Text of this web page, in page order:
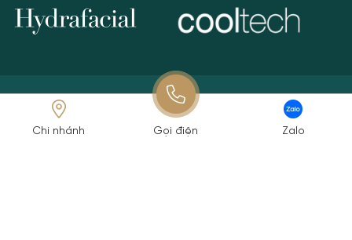
Chi nhánh Gọi điện Zalo